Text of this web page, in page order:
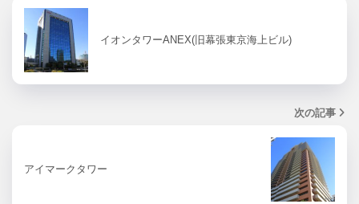
イオンタワーANEX(旧幕張東京海上ビル)
次の記事
アイマークタワー